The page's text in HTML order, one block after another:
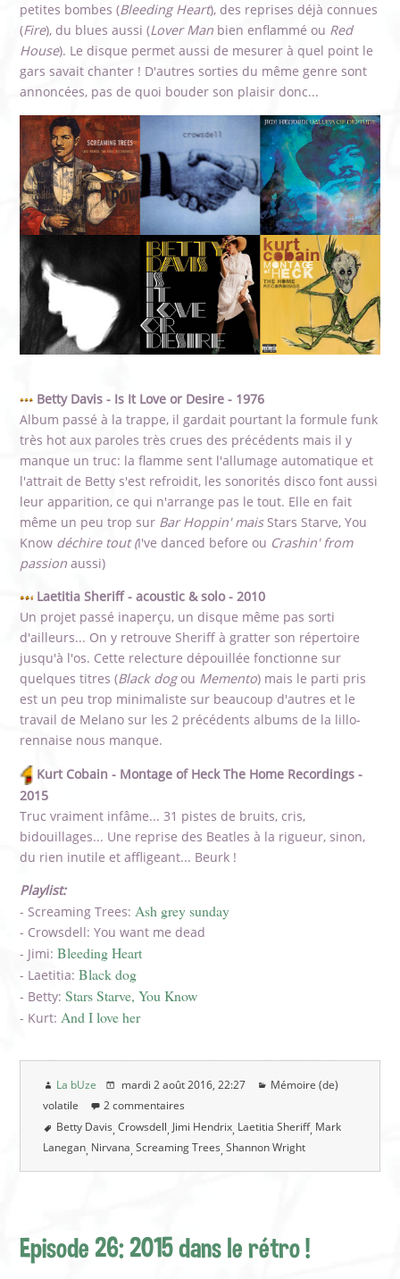
petites bombes (Bleeding Heart), des reprises déjà connues
(Fire), du blues aussi (Lover Man bien enflammé ou Red
House). Le disque permet aussi de mesurer à quel point le
gars savait chanter ! D'autres sorties du même genre sont
annoncées, pas de quoi bouder son plaisir donc...
Betty Davis - Is It Love or Desire - 1976
Album passé à la trappe, il gardait pourtant la formule funk
très hot aux paroles très crues des précédents mais il y
manque un truc: la flamme sent l'allumage automatique et
l'attrait de Betty s'est refroidit, les sonorités disco font aussi
leur apparition, ce qui n'arrange pas le tout. Elle en fait
même un peu trop sur Bar Hoppin' mais Stars Starve, You
Know déchire tout (I've danced before ou Crashin' from
passion aussi)
Laetitia Sheriff - acoustic & solo - 2010
Un projet passé inaperçu, un disque même pas sorti
d'ailleurs... On y retrouve Sheriff à gratter son répertoire
jusqu'à l'os. Cette relecture dépouillée fonctionne sur
quelques titres (Black dogou Memento) mais le parti pris
est un peu trop minimaliste sur beaucoup d'autres et le
travail de Melano sur les 2 précédents albums de la lillo-
rennaise nous manque.
Kurt Cobain - Montage of Heck The Home Recordings -
2015
Truc vraiment infâme... 31 pistes de bruits, cris,
bidouillages... Une reprise des Beatles à la rigueur, sinon,
du rien inutile et affligeant... Beurk !
Playlist:
- Screaming Trees:Ash grey sunday
- Crowsdell: You want me dead
- Jimi:Bleeding Heart
- Laetitia:Black dog
- Betty:Stars Starve, You Know
- Kurt:And I love her
La bUze mardi 2 août 2016 , 22:27
Mémoire (de)
volatile
2 commentaires
Betty Davis Crowsdell Jimi Hendrix Laetitia Sheriff Mark
Lanegan Nirvana Screaming Trees Shannon Wright
Episode 26: 2015 dans le rétro !